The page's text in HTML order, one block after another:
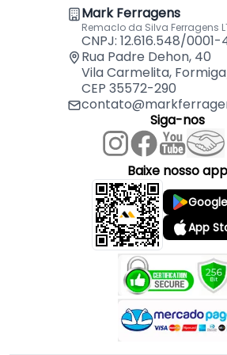
Mark Ferragens
Remaclo da Silva Ferragens
CNPJ: 12.616.548/0001-
Rua Padre Dehon, 40
Vila Carmelita,
CEP 35572-290
Siga-nos
Baixe nosso app
App